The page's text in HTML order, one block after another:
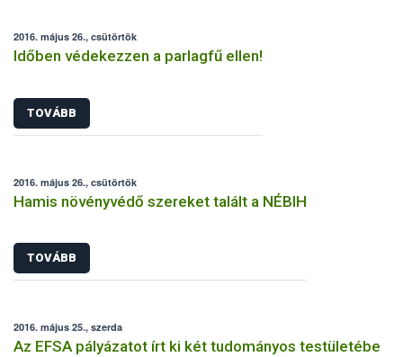
2016. május 26., csütörtök
Időben védekezzen a parlagfű ellen!
TOVÁBB
2016. május 26., csütörtök
Hamis növényvédő szereket talált a NÉBIH
TOVÁBB
2016. május 25., szerda
Az EFSA pályázatot írt ki két tudományos testületébe